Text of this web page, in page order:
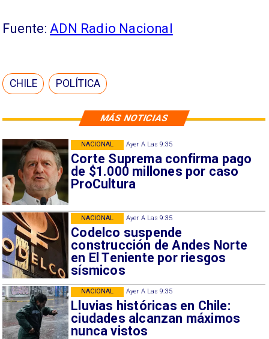
MÁS NOTICIAS
Ayer A Las 9:35
Corte Suprema confirma pago
de $1.000 millones por caso
ProCultura
NACIONAL
Ayer A Las 9:35
Codelco suspende
construcción de Andes Norte
en El Teniente por riesgos
sísmicos
NACIONAL
Ayer A Las 9:35
Lluvias históricas en Chile:
ciudades alcanzan máximos
nunca vistos
NACIONAL
Fuente:ADN Radio Nacional
CHILE POLÍTICA